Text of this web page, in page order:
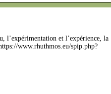
l’expérimentation et l’expérience, la
www.rhuthmos.eu/spip.php?